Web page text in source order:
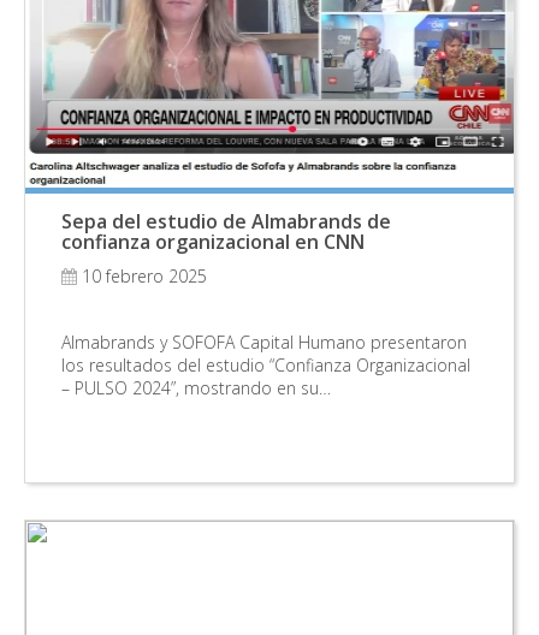
Sepa del estudio de Almabrands de
confianza organizacional en CNN
10 febrero 2025
Almabrands y SOFOFA Capital Humano presentaron
los resultados del estudio “Confianza Organizacional
– PULSO 2024”, mostrando en su…